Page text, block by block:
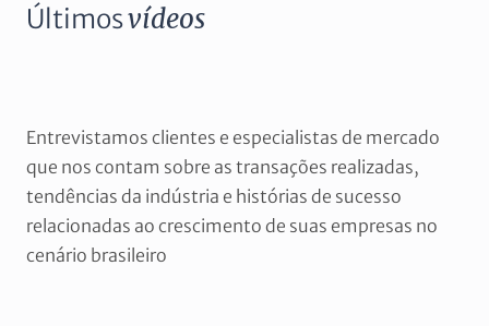
Últimosvídeos
Entrevistamos clientes e especialistas de mercado
que nos contam sobre as transações realizadas,
tendências da indústria e histórias de sucesso
relacionadas ao crescimento de suas empresas no
cenário brasileiro